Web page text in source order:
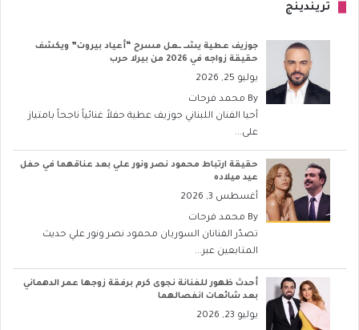
تريندينج
جوزيف عطية يشــ ــعل مسرح “أعياد بيروت” ويكشف
حقيقة زواجه في 2026 من بيرلا حرب
يوليو 25, 2026
By محمد فرحات
أحيا الفنان اللبناني جوزيف عطية حفلاً غنائياً ناجحاً بامتياز
على...
حقيقة ارتباط محمود نصر ونور علي بعد عناقهما في حفل
عيد ميلاده
أغسطس 3, 2026
By محمد فرحات
تصدّر الفنانان السوريان محمود نصر ونور علي حديث
المتابعين عبر...
أحدث ظهور للفنانة نجوى كرم برفقة زوجها عمر الدهماني
بعد شائعات انفصالهما
يوليو 23, 2026